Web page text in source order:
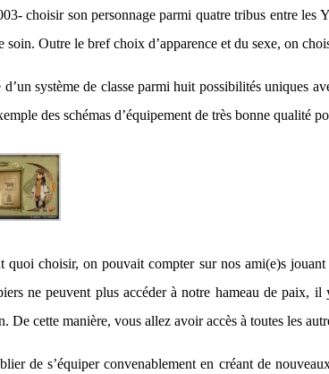
choisir son personnage parmi quatre tribus entre
Outre le bref choix d’apparence et du sexe, on
système de classe parmi huit possibilités uniques
des schémas d’équipement de très bonne
quoi choisir, on pouvait compter sur nos ami(e)s
ne peuvent plus accéder à notre hameau de paix,
De cette manière, vous allez avoir accès à toutes les
de s’équiper convenablement en créant de